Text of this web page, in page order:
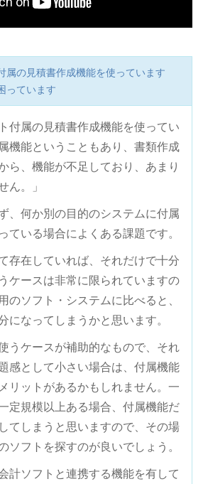
属の見積書作成機能を使っています
っています
付属の見積書作成機能を使ってい
機能ということもあり、書類作成
ら、機能が不足しており、あまり
ん。」
、何か別の目的のシステムに付属
ている場合によくある課題です。
存在していれば、それだけで十分
ケースは非常に限られていますの
のソフト・システムに比べると、
になってしまうかと思います。
うケースが補助的なもので、それ
感として小さい場合は、付属機能
リットがあるかもしれません。一
定規模以上ある場合、付属機能だ
てしまうと思いますので、その場
ソフトを探すのが良いでしょう。
計ソフトと連携する機能を有して